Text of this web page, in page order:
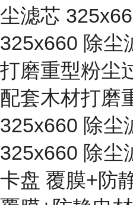
尘滤芯
325x660 除尘
打磨重型粉尘
配套木材打磨
325x660 除尘
325x660 除
卡盘 覆膜+防